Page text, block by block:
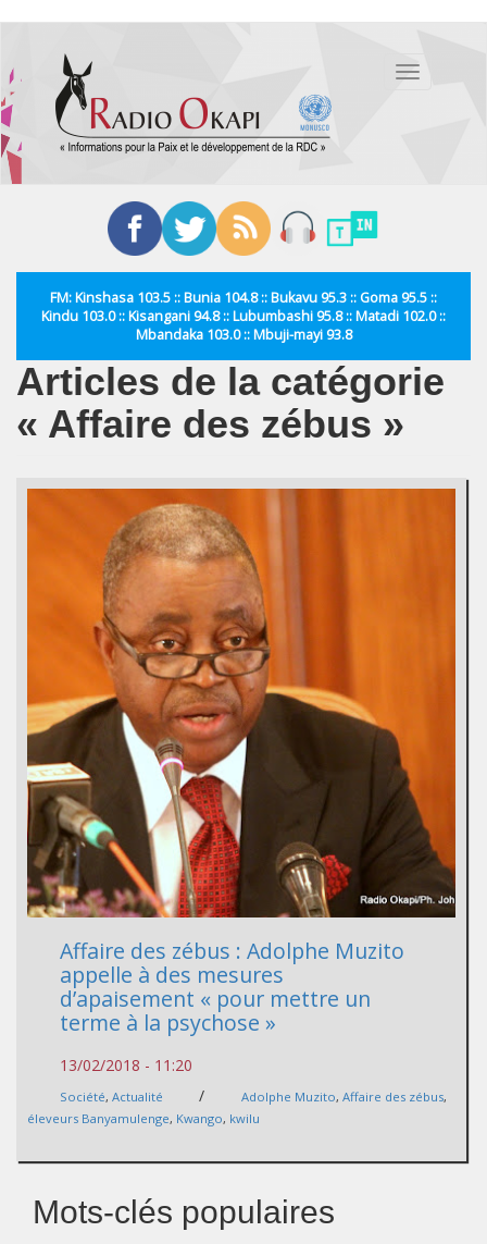
contenu
principal
Toggle
FM: Kinshasa 103.5 :: Bunia 104.8 :: Bukavu 95.3 :: Goma 95.5 ::
Kindu 103.0 :: Kisangani 94.8 :: Lubumbashi 95.8 :: Matadi 102.0 ::
Mbandaka 103.0 :: Mbuji-mayi 93.8
Articles de la catégorie
« Affaire des zébus »
Affaire des zébus : Adolphe Muzito
appelle à des mesures
d’apaisement « pour mettre un
terme à la psychose »
13/02/2018 - 11:20
Société, Actualité / Adolphe Muzito, Affaire des zébus,
éleveurs Banyamulenge, Kwango, kwilu
Mots-clés populaires